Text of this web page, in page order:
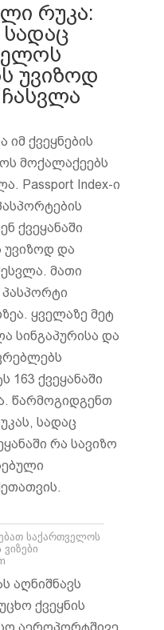
რუკა:
სადაც
უვიზოდ
ქვეყნების
მოქალაქეებს
Passport Index-ი
ქვეყანაში
უვიზოდ და
მათი
ყველაზე მეტ
სინგაპურისა და
163 ქვეყანაში
წარმოგიდგენთ
სადაც
რა სავიზო
საქართველოს
აღნიშნავს
ქვეყნის